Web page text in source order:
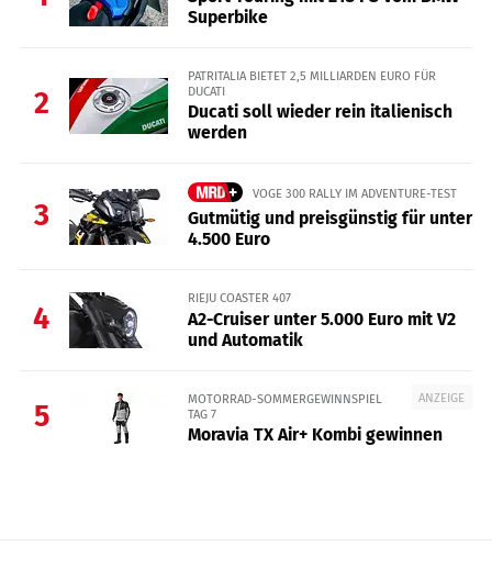
Superbike
2
PATRITALIA BIETET 2,5 MILLIARDEN EURO FÜR
DUCATI
Ducati soll wieder rein italienisch
werden
3
VOGE 300 RALLY IM ADVENTURE-TEST
Gutmütig und preisgünstig für unter
4.500 Euro
4
RIEJU COASTER 407
A2-Cruiser unter 5.000 Euro mit V2
und Automatik
5
ANZEIGE
MOTORRAD-SOMMERGEWINNSPIEL
TAG 7
Moravia TX Air+ Kombi gewinnen